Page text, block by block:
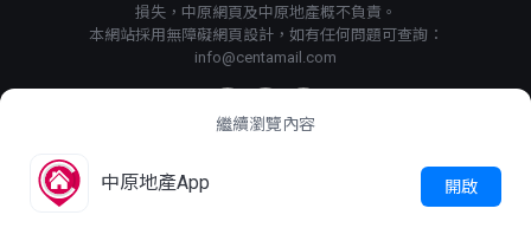
繼續瀏覽內容
中原地產App 開啟
損失，中原網頁及中原地產概不負責。
本網站採用無障礙網頁設計，如有任何問題可查詢：
info@centamail.com
©2026 中原地產代理有限公司 版權所有・
牌照號碼 C-000227
中原集團管理有限公司